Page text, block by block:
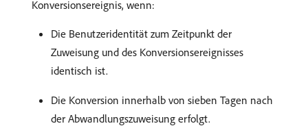
Konversionsereignis, wenn:
Die Benutzeridentität zum Zeitpunkt der
Zuweisung und des Konversionsereignisses
identisch ist.
Die Konversion innerhalb von sieben Tagen nach
der Abwandlungszuweisung erfolgt.